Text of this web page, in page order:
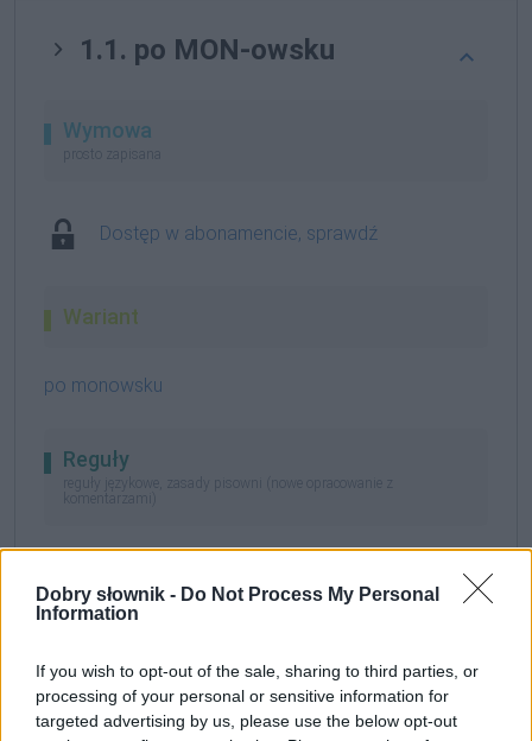
Dobry słownik - Do Not Process My Personal
Information
If you wish to opt-out of the sale, sharing to third parties, or
processing of your personal or sensitive information for
targeted advertising by us, please use the below opt-out
1.1. po MON-owsku
Wymowa
prosto zapisana
Dostęp w abonamencie, sprawdź
Wariant
po monowsku
Reguły
reguły językowe, zasady pisowni (nowe opracowanie z
komentarzami)
przysłówkowe typu po ...-sku,po ...-cku,po ...-dzku
Gramatyka
frazem przysłówkowy